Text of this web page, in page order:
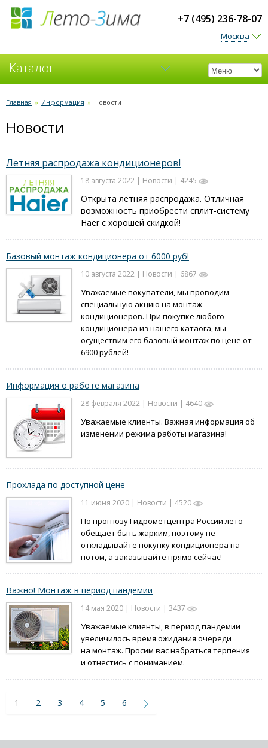
+7 (495) 236-78-07
Москва
Каталог
Кондиционеры
Вентиляция
Главная » Информация » Новости
Новости
Летняя распродажа кондиционеров!
18 августа 2022 | Новости | 4245
Открыта летняя распродажа. Отличная
возможность приобрести сплит-систему
Haer с хорошей скидкой!
Базовый монтаж кондиционера от 6000 руб!
10 августа 2022 | Новости | 6867
Уважаемые покупатели, мы проводим
специальную акцию на монтаж
кондиционеров. При покупке любого
кондиционера из нашего катаога, мы
осуществим его базовый монтаж по цене от
6900 рублей!
Информация о работе магазина
28 февраля 2022 | Новости | 4640
Уважаемые клиенты. Важная информация об
изменении режима работы магазина!
Прохлада по доступной цене
11 июня 2020 | Новости | 4520
По прогнозу Гидрометцентра России лето
обещает быть жарким, поэтому не
откладывайте покупку кондиционера на
потом, а заказывайте прямо сейчас!
Важно! Монтаж в период пандемии
14 мая 2020 | Новости | 3437
Уважаемые клиенты, в период пандемии
увеличилось время ожидания очереди
на монтаж. Просим вас набраться терпения
и отнестись с пониманием.
1 2 3 4 5 6